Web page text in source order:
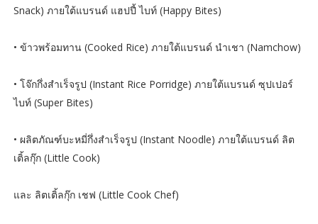
Snack) ภายใต้แบรนด์ แฮปปี้ ไบท์ (Happy Bites)
• ข้าวพร้อมทาน (Cooked Rice) ภายใต้แบรนด์ นำเชา (Namchow)
• โจ๊กกึ่งสำเร็จรูป (Instant Rice Porridge) ภายใต้แบรนด์ ซุปเปอร์
ไบท์ (Super Bites)
• ผลิตภัณฑ์บะหมี่กึ่งสำเร็จรูป (Instant Noodle) ภายใต้แบรนด์ ลิต
เติ้ลกุ๊ก (Little Cook)
และ ลิตเติ้ลกุ๊ก เชฟ (Little Cook Chef)